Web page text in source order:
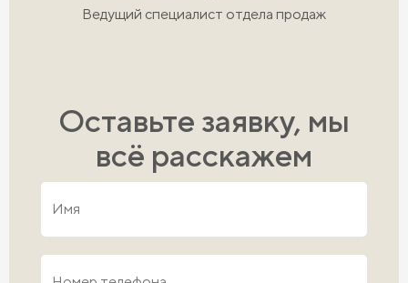
Ведущий специалист отдела продаж
Оставьте заявку, мы
всё расскажем